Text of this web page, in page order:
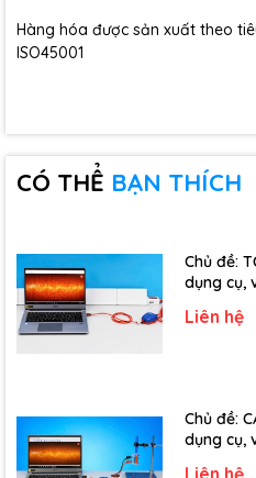
Hàng hóa được sản xuất theo
ISO45001
CÓ THỂ BẠN THÍCH
Chủ đề:
dụng cụ,
Liên hệ
Chủ đề:
dụng cụ,